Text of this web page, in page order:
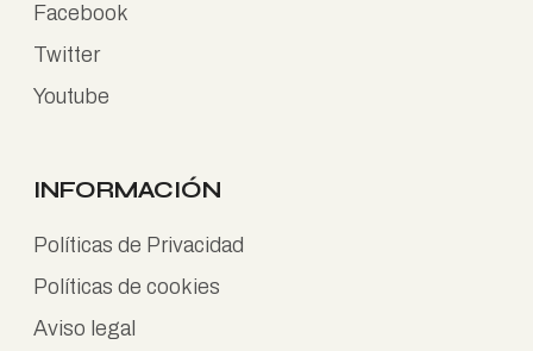
Facebook
Twitter
Youtube
INFORMACIÓN
Políticas de Privacidad
Políticas de cookies
Aviso legal